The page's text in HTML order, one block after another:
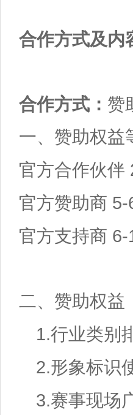
合作方式及内
合作方式： 赞
一、赞助权益
官方合作伙伴
官方赞助商 5-
官方支持商 6-
二、赞助权益
1.行业类别
2.形象标识
3.赛事现场